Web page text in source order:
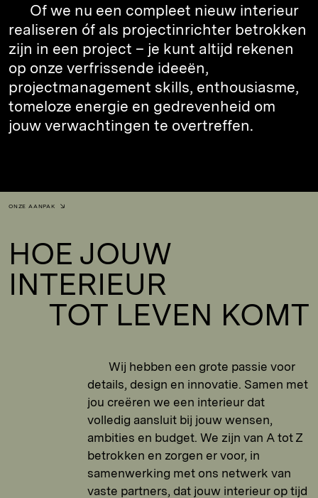
Of we nu een compleet nieuw interieur
realiseren óf als projectinrichter betrokken
zijn in een project – je kunt altijd rekenen
op onze verfrissende ideeën,
projectmanagement skills, enthousiasme,
tomeloze energie en gedrevenheid om
jouw verwachtingen te overtreffen.
ONZE AANPAK
HOE JOUW
INTERIEUR
TOT LEVEN KOMT
Wij hebben een grote passie voor
details, design en innovatie. Samen met
jou creëren we een interieur dat
volledig aansluit bij jouw wensen,
ambities en budget. We zijn van A tot Z
betrokken en zorgen er voor, in
samenwerking met ons netwerk van
vaste partners, dat jouw interieur op tijd